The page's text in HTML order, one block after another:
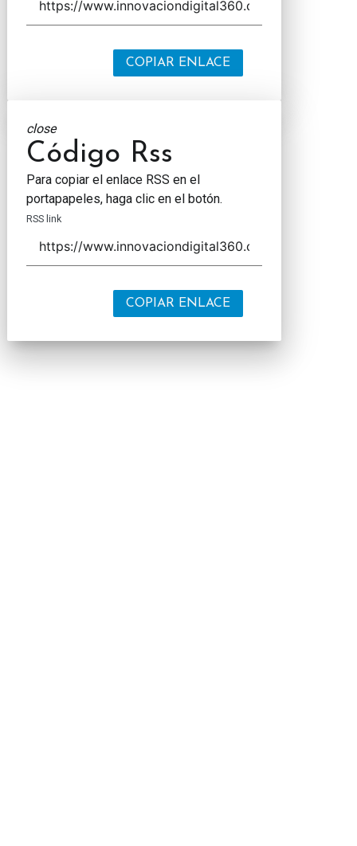
COPIAR ENLACE
close
Código Rss
Para copiar el enlace RSS en el
portapapeles, haga clic en el botón.
RSS link
COPIAR ENLACE